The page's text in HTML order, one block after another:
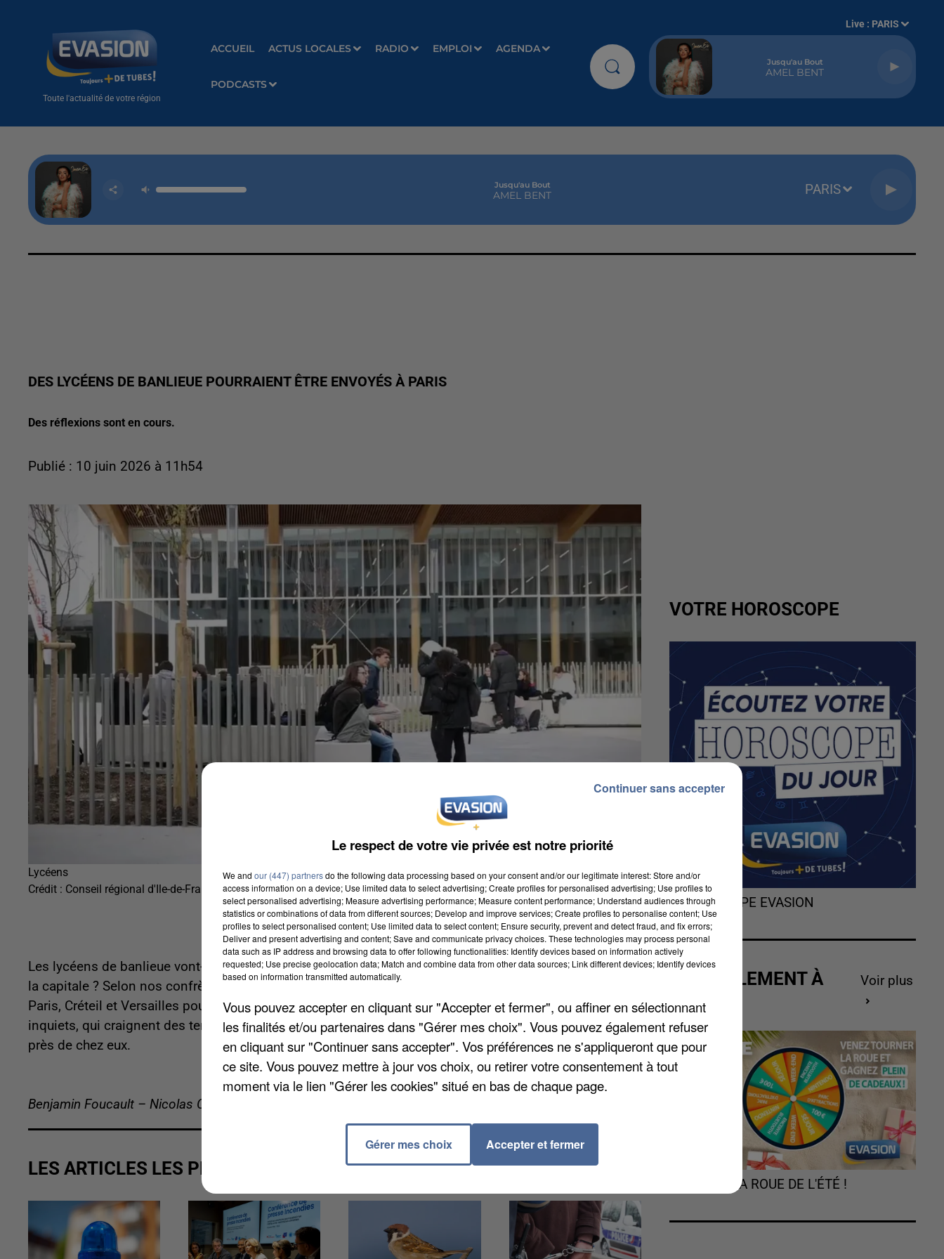
Toute l'actualité de votre région
ACCUEIL ACTUS LOCALES RADIO EMPLOI AGENDA
PODCASTS
Live : PARIS
Jusqu'au Bout
AMEL BENT
Jusqu'au Bout
AMEL BENT PARIS
DES LYCÉENS DE BANLIEUE POURRAIENT ÊTRE ENVOYÉS À PARIS
Des réflexions sont en cours.
Publié : 10 juin 2026 à 11h54
Lycéens
Crédit : Conseil régional d'Ile-de-France
Les lycéens de banlieue vont-ils être envoyés à Paris pour éviter des fermetures d’établissements dans
la capitale ? Selon nos confrères du Parisien, des réflexions sont en cours au sein des rectorats de
Paris, Créteil et Versailles pour repenser les affectations. Mais les parents et les syndicats sont
inquiets, qui craignent des temps de trajet allongés et qui préféreraient que des places soient créées
près de chez eux.
Benjamin Foucault – Nicolas Chacun
LES ARTICLES LES PLUS VUS
VOTRE HOROSCOPE
L'HOROSCOPE EVASION
ACTUELLEMENT À
GAGNER
Voir plus
TOURNEZ LA ROUE DE L'ÉTÉ !
Le respect de votre vie privée est notre priorité
We and our (447) partnersdo the following data processing based on your consent and/or our legitimate interest: Store and/or
access information on a device; Use limited data to select advertising; Create profiles for personalised advertising; Use profiles to
select personalised advertising; Measure advertising performance; Measure content performance; Understand audiences through
statistics or combinations of data from different sources; Develop and improve services; Create profiles to personalise content; Use
profiles to select personalised content; Use limited data to select content; Ensure security, prevent and detect fraud, and fix errors;
Deliver and present advertising and content; Save and communicate privacy choices. These technologies may process personal
data such as IP address and browsing data to offer following functionalities: Identify devices based on information actively
requested; Use precise geolocation data; Match and combine data from other data sources; Link different devices; Identify devices
based on information transmitted automatically.
Vous pouvez accepter en cliquant sur "Accepter et fermer", ou affiner en sélectionnant
les finalités et/ou partenaires dans "Gérer mes choix". Vous pouvez également refuser
en cliquant sur "Continuer sans accepter". Vos préférences ne s'appliqueront que pour
ce site. Vous pouvez mettre à jour vos choix, ou retirer votre consentement à tout
moment via le lien "Gérer les cookies" situé en bas de chaque page.
Gérer mes choix Accepter et fermer
Continuer sans accepter